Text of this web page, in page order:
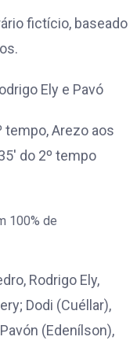
fictício, baseado
Ely e Pavó
tempo, Arezo aos
do 2º tempo
100% de
Rodrigo Ely,
Dodi (Cuéllar),
(Edenílson),